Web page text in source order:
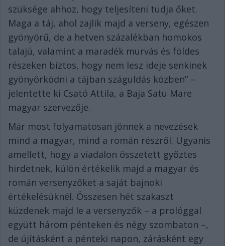
szüksége ahhoz, hogy teljesíteni tudja őket.
Maga a táj, ahol zajlik majd a verseny, egészen
gyönyörű, de a hetven százalékban homokos
talajú, valamint a maradék murvás és földes
részeken biztos, hogy nem lesz ideje senkinek
gyönyörködni a tájban száguldás közben” –
jelentette ki Csató Attila, a Baja Satu Mare
magyar szervezője.
Már most folyamatosan jönnek a nevezések
mind a magyar, mind a román részről. Ugyanis
amellett, hogy a viadalon összetett győztes
hirdetnek, külön értékelik majd a magyar és
román versenyzőket a saját bajnoki
értékelésüknél. Összesen hét szakaszt
küzdenek majd le a versenyzők – a prológgal
együtt három pénteken és négy szombaton –,
de újításként a pénteki napon, zárásként egy